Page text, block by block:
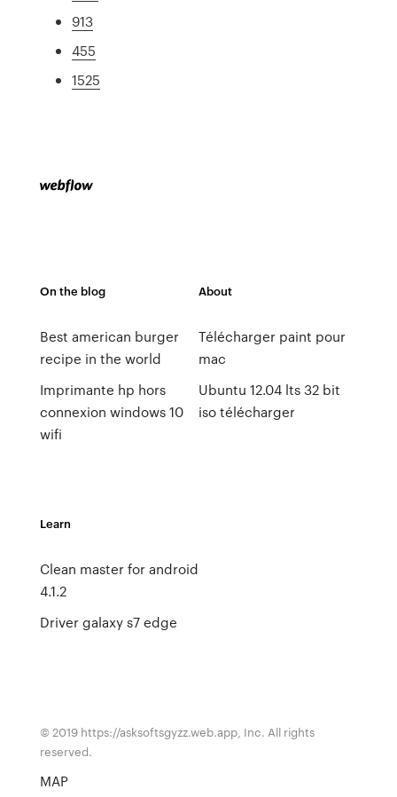
913
455
1525
On the blog
Best american burger
recipe in the world
Imprimante hp hors
connexion windows 10
wifi
About
Télécharger paint pour
mac
Ubuntu 12.04 lts 32 bit
iso télécharger
Learn
Clean master for android
4.1.2
Driver galaxy s7 edge
© 2019 https://asksoftsgyzz.web.app, Inc. All rights
reserved.
MAP